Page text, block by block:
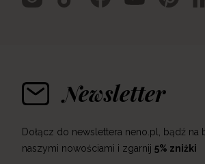
Newsletter
Dołącz do newslettera neno.pl, bądź na
naszymi nowościami i zgarnij 5% zniżki